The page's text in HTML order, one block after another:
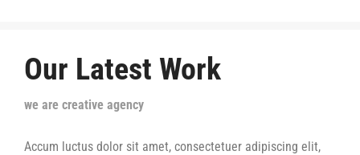
Our Latest Work
we are creative agency
Accum luctus dolor sit amet, consectetuer adipiscing elit,